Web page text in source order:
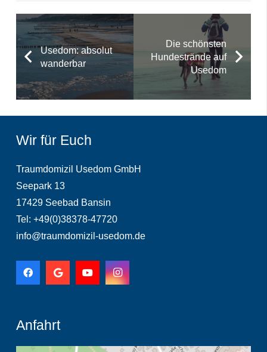
Usedom: absolut
wanderbar
Die schönsten
Hundestrände auf
Usedom
Wir für Euch
Traumdomizil Usedom GmbH
Seepark 13
17429 Seebad Bansin
Tel: +49(0)38378-47720
info@traumdomizil-usedom.de
Anfahrt